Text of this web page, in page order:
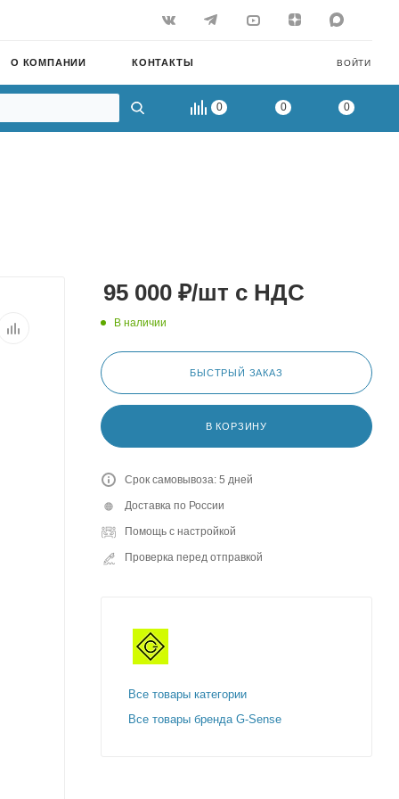
ВОЙТИ
О КОМПАНИИ КОНТАКТЫ
0 0 0
95 000 ₽/шт с НДС
В наличии
БЫСТРЫЙ ЗАКАЗ
В КОРЗИНУ
Срок самовывоза: 5 дней
Доставка по России
Помощь с настройкой
Проверка перед отправкой
Все товары категории
Все товары бренда G-Sense